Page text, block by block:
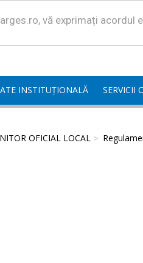
vă exprimați acordul
INSTITUȚIONALĂ SERVICII
OFICIAL LOCAL